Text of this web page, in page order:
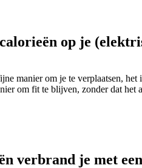
op je
manier om je te verplaatsen,
om fit te blijven, zonder dat het
verbrand je met